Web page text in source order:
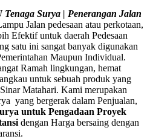
Surya | Penerangan Jalan
Jalan pedesaan atau perkotaan,
Efektif untuk daerah Pedesaan
satu ini sangat banyak digunakan
Maupun Individual.
Ramah lingkungan, hemat
untuk sebuah produk yang
Matahari. Kami merupakan
yang bergerak dalam Penjualan,
untuk Pengadaan Proyek
dengan Harga bersaing dengan